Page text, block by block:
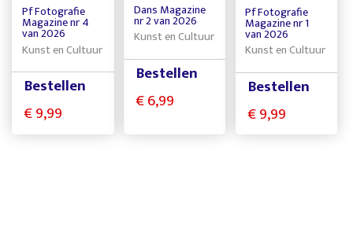
Pf Fotografie
Magazine nr 4
van 2026
Kunst en Cultuur
Bestellen
€ 9,99
Dans Magazine
nr 2 van 2026
Kunst en Cultuur
Bestellen
€ 6,99
Pf Fotografie
Magazine nr 1
van 2026
Kunst en Cultuur
Bestellen
€ 9,99